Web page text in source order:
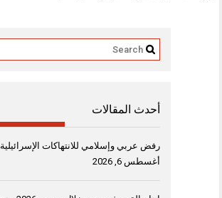
أحدث المقالات
رفض عربي وإسلامي للانتهاكات الإسرائيلية
أغسطس 6, 2026